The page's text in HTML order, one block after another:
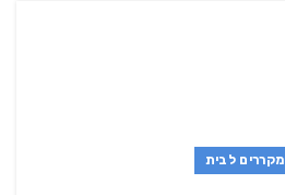
מקררים לבית